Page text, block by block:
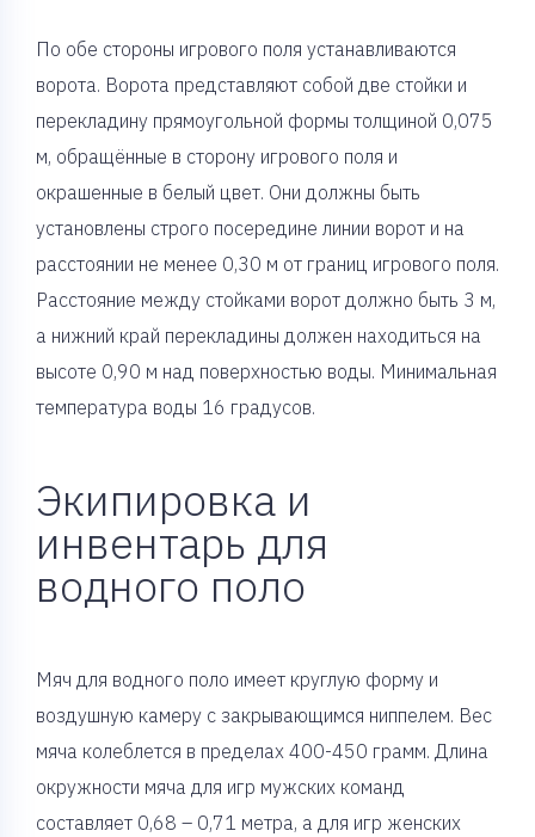
По обе стороны игрового поля устанавливаются
ворота. Ворота представляют собой две стойки и
перекладину прямоугольной формы толщиной 0,075
м, обращённые в сторону игрового поля и
окрашенные в белый цвет. Они должны быть
установлены строго посередине линии ворот и на
расстоянии не менее 0,30 м от границ игрового поля.
Расстояние между стойками ворот должно быть 3 м,
а нижний край перекладины должен находиться на
высоте 0,90 м над поверхностью воды. Минимальная
температура воды 16 градусов.
Экипировка и
инвентарь для
водного поло
Мяч для водного поло имеет круглую форму и
воздушную камеру с закрывающимся ниппелем. Вес
мяча колеблется в пределах 400-450 грамм. Длина
окружности мяча для игр мужских команд
составляет 0,68 – 0,71 метра, а для игр женских